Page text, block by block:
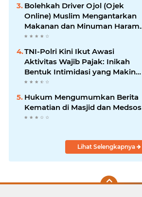
Bolehkah Driver Ojol (Ojek
Online) Muslim Mengantarkan
Makanan dan Minuman Haram
ke Pelanggan?
TNI-Polri Kini Ikut Awasi
Aktivitas Wajib Pajak: Inikah
Bentuk Intimidasi yang Makin
Menekan Rakyat?
Hukum Mengumumkan Berita
Kematian di Masjid dan Medsos
Lihat Selengkapnya